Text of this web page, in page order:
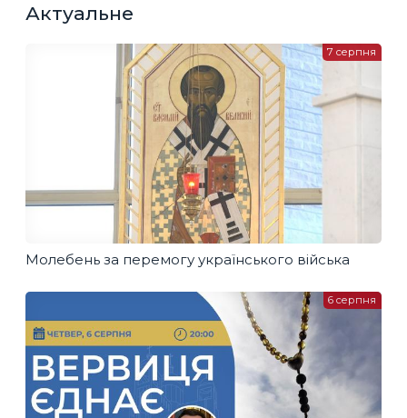
Актуальне
Молебень за перемогу українського війська
7 серпня
6 серпня